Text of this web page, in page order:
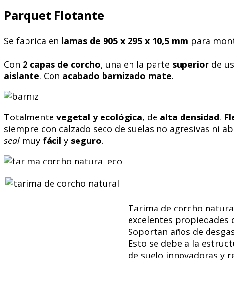
Parquet Flotante
Se fabrica en lamas de 905 x 295 x 10,5 mm para
Con 2 capas de corcho, una en la parte superior de
aislante. Con acabado barnizado mate.
Totalmente vegetal y ecológica, de alta densidad.
siempre con calzado seco de suelas no agresivas ni
seal muy fácil y seguro.
Tarima de corcho
excelentes
Soportan años de
Esto se debe a la
de suelo innovadoras y